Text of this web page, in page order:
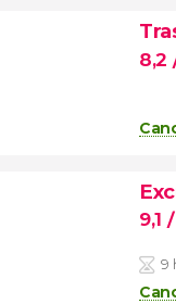
8,2
9,1 /
9